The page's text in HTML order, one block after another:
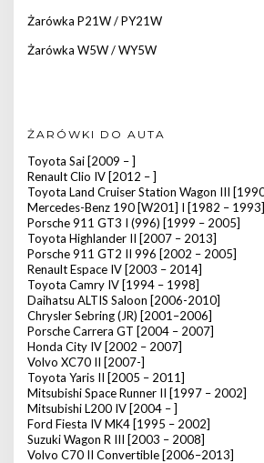
Żarówka P21W / PY21W
Żarówka W5W / WY5W
ŻARÓWKI DO AUTA
Toyota Sai [2009 – ]
Renault Clio IV [2012 – ]
Toyota Land Cruiser Station Wagon III
Mercedes-Benz 190 [W201] I [1982 – 1993]
Porsche 911 GT3 I (996) [1999 – 2005]
Toyota Highlander II [2007 – 2013]
Porsche 911 GT2 II 996 [2002 – 2005]
Renault Espace IV [2003 – 2014]
Toyota Camry IV [1994 – 1998]
Daihatsu ALTIS Saloon [2006-2010]
Chrysler Sebring (JR) [2001–2006]
Porsche Carrera GT [2004 – 2007]
Honda City IV [2002 – 2007]
Volvo XC70 II [2007-]
Toyota Yaris II [2005 – 2011]
Mitsubishi Space Runner II [1997 – 2002]
Mitsubishi L200 IV [2004 – ]
Ford Fiesta IV MK4 [1995 – 2002]
Suzuki Wagon R III [2003 – 2008]
Volvo C70 II Convertible [2006–2013]